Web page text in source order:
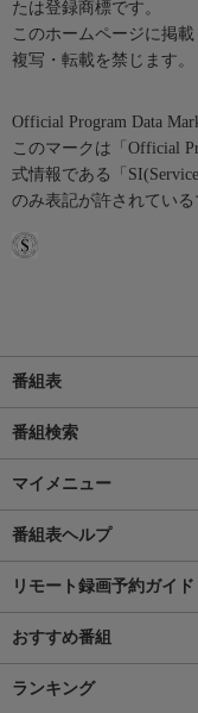
たは登録商標です。
このホームページに掲
複写・転載を禁じます。
Official Program Data
このマークは「Official
式情報である「
のみ表記が許されている
番組表
番組検索
マイメニュー
番組表ヘルプ
リモート録画予約ガイド
おすすめ番組
ランキング